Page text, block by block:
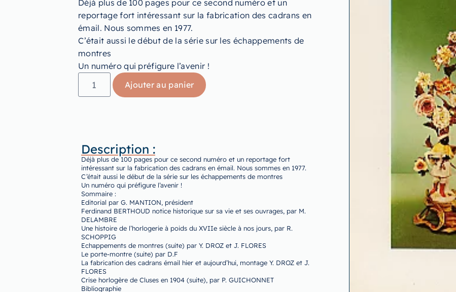
Déjà plus de 100 pages pour ce second numéro et un
reportage fort intéressant sur la fabrication des cadrans en
émail. Nous sommes en 1977.
C’était aussi le début de la série sur les échappements de
montres
Un numéro qui préfigure l’avenir !
Ajouter au panier
Description :
Déjà plus de 100 pages pour ce second numéro et un reportage fort
intéressant sur la fabrication des cadrans en émail. Nous sommes en 1977.
C’était aussi le début de la série sur les échappements de montres
Un numéro qui préfigure l’avenir !
Sommaire :
Editorial par G. MANTION, président
Ferdinand BERTHOUD notice historique sur sa vie et ses ouvrages, par M.
DELAMBRE
Une histoire de l’horlogerie à poids du XVIIe siècle à nos jours, par R.
SCHOPPIG
Echappements de montres (suite) par Y. DROZ et J. FLORES
Le porte-montre (suite) par D.F
La fabrication des cadrans émail hier et aujourd’hui, montage Y. DROZ et J.
FLORES
Crise horlogère de Cluses en 1904 (suite), par P. GUICHONNET
Bibliographie